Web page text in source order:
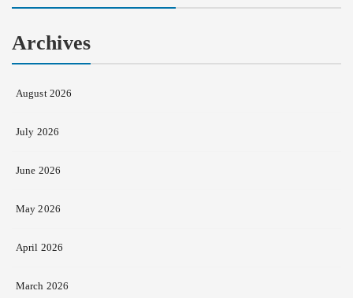
Archives
August 2026
July 2026
June 2026
May 2026
April 2026
March 2026